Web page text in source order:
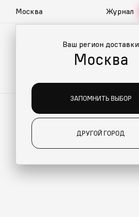
Москва
Ваш регион доставки
Москва
ЗАПОМНИТЬ ВЫБОР
ДРУГОЙ ГОРОД
Журнал
ДЛЯ ВАС